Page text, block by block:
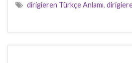
dirigieren Türkçe Anlamı,